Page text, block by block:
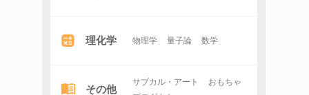
理化学 物理学 量子論 数学
その他 サブカル・アート
おもちゃ